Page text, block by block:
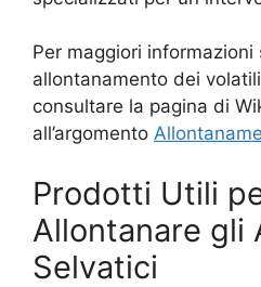
Per maggiori
allontanamento dei
consultare la pagina di
all’argomento
Prodotti Utili
Allontanare gli
Selvatici